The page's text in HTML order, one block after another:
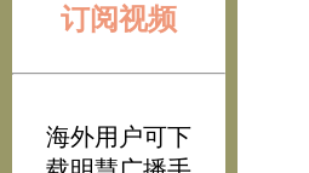
订阅视频
海外用户可下